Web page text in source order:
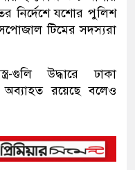
নির্দেশে যশোর পুলিশ
টিমের সদস্যরা
গুলি উদ্ধারে ঢাকা
অব্যাহত রয়েছে বলেও